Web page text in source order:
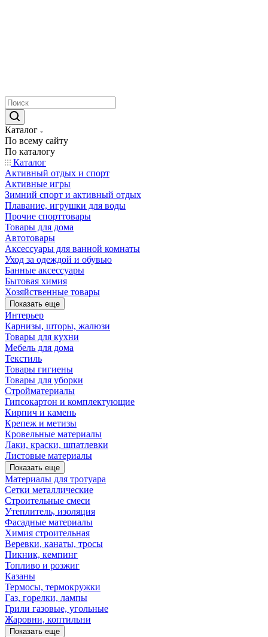
Каталог
По всему сайту
По каталогу
Каталог
Активный отдых и спорт
Активные игры
Зимний спорт и активный отдых
Плавание, игрушки для воды
Прочие спорттовары
Товары для дома
Автотовары
Аксессуары для ванной комнаты
Уход за одеждой и обувью
Банные аксессуары
Бытовая химия
Хозяйственные товары
Показать еще
Интерьер
Карнизы, шторы, жалюзи
Товары для кухни
Мебель для дома
Текстиль
Товары гигиены
Товары для уборки
Стройматериалы
Гипсокартон и комплектующие
Кирпич и камень
Крепеж и метизы
Кровельные материалы
Лаки, краски, шпатлевки
Листовые материалы
Показать еще
Материалы для тротуара
Сетки металлические
Строительные смеси
Утеплитель, изоляция
Фасадные материалы
Химия строительная
Веревки, канаты, тросы
Пикник, кемпинг
Топливо и розжиг
Казаны
Термосы, термокружки
Газ, горелки, лампы
Грили газовые, угольные
Жаровни, коптильни
Показать еще